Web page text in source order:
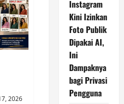
2026
Instagram
Kini Izinkan
Foto Publik
Dipakai AI,
Ini
Dampaknya
bagi Privasi
Pengguna